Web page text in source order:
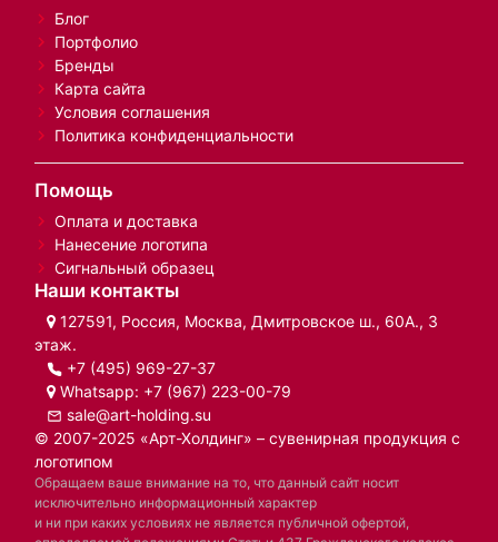
Блог
Портфолио
Бренды
Карта сайта
Условия соглашения
Политика конфиденциальности
Помощь
Оплата и доставка
Нанесение логотипа
Сигнальный образец
Наши контакты
127591, Россия, Москва, Дмитровское ш., 60А., 3
этаж.
+7 (495) 969-27-37
Whatsapp: +7 (967) 223-00-79
sale@art-holding.su
© 2007-2025 «Арт-Холдинг» – сувенирная продукция с
логотипом
Обращаем ваше внимание на то, что данный сайт носит
исключительно информационный характер
и ни при каких условиях не является публичной офертой,